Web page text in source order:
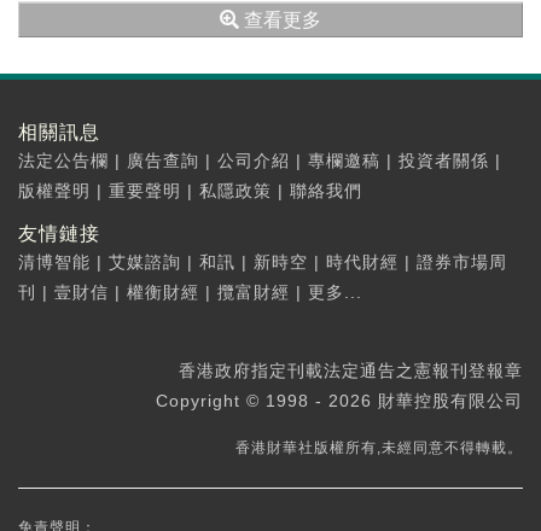
查看更多
相關訊息
法定公告欄 | 廣告查詢 | 公司介紹 | 專欄邀稿 | 投資者關係 |
版權聲明 | 重要聲明 | 私隱政策 | 聯絡我們
友情鏈接
清博智能 | 艾媒諮詢 | 和訊 | 新時空 | 時代財經 | 證券市場周
刊
| 壹財信 | 權衡財經 | 攬富財經 | 更多...
香港政府指定刊載法定通告之憲報刊登報章
Copyright © 1998 - 2026 財華控股有限公司
香港財華社版權所有,未經同意不得轉載。